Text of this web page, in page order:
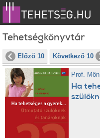
Tehetségkönyvtár
Előző 10 Következő 10
Prof.
Ha